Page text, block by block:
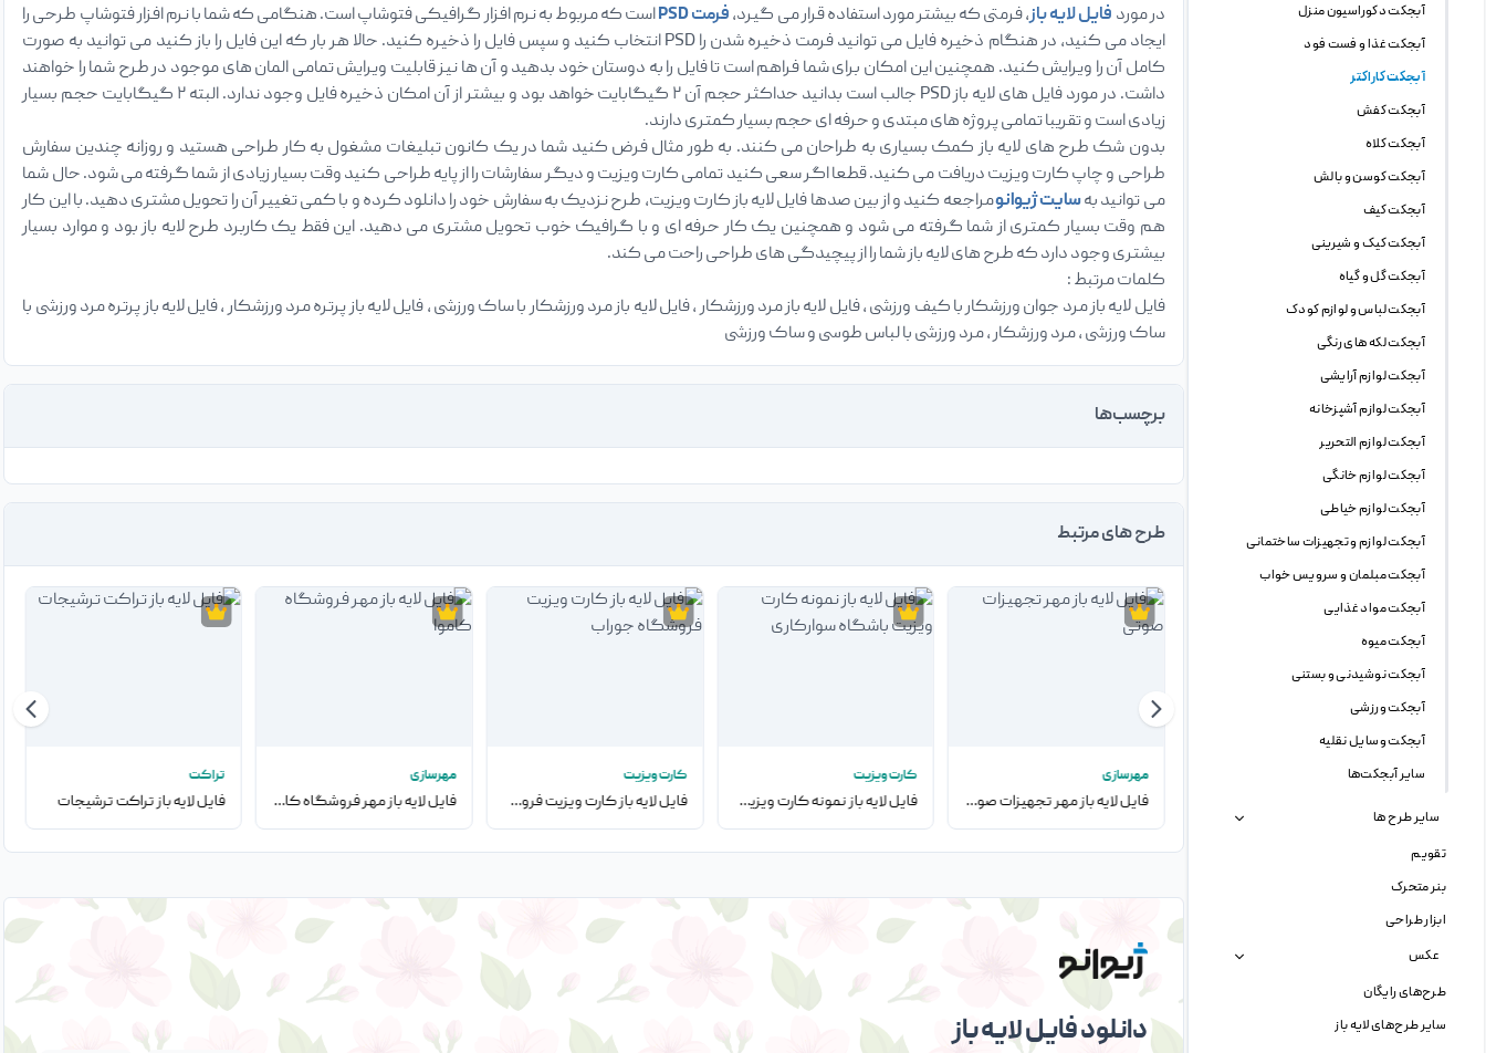
آبجکت دکوراسیون منزل
آبجکت غذا و فست فود
آبجکت کاراکتر
آبجکت کفش
آبجکت کلاه
آبجکت کوسن و بالش
آبجکت کیف
آبجکت کیک و شیرینی
آبجکت گل و گیاه
آبجکت لباس و لوازم کودک
آبجکت لکه های رنگی
آبجکت لوازم آرایشی
آبجکت لوازم آشپزخانه
آبجکت لوازم التحریر
آبجکت لوازم خانگی
آبجکت لوازم خیاطی
آبجکت لوازم و تجهیزات ساختمانی
آبجکت مبلمان و سرویس خواب
آبجکت مواد غذایی
آبجکت میوه
آبجکت نوشیدنی و بستنی
آبجکت ورزشی
آبجکت وسایل نقلیه
سایر آبجکت‌ها
سایر طرح ها
تقویم
بنر متحرک
ابزار طراحی
عکس
طرح‌های رایگان
سایر طرح‌های لایه باز
در مورد فایل لایه باز، فرمتی که بیشتر مورد استفاده قرار می گیرد،فرمت PSD
است که مربوط به نرم افزار گرافیکی فتوشاپ است. هنگامی که شما با نرم افزار فتوشاپ طرحی را
ایجاد می کنید، در هنگام ذخیره فایل می توانید فرمت ذخیره شدن را PSD انتخاب کنید و سپس فایل را ذخیره کنید. حالا هر بار که این فایل را باز کنید می توانید به صورت
کامل آن را ویرایش کنید. همچنین این امکان برای شما فراهم است تا فایل را به دوستان خود بدهید و آن ها نیز قابلیت ویرایش تمامی المان های موجود در طرح شما را خواهند
داشت. در مورد فایل های لایه باز PSD جالب است بدانید حداکثر حجم آن ۲ گیگابایت خواهد بود و بیشتر از آن امکان ذخیره فایل وجود ندارد. البته ۲ گیگابایت حجم بسیار
زیادی است و تقریبا تمامی پروژه های مبتدی و حرفه ای حجم بسیار کمتری دارند.
بدون شک طرح های لایه باز کمک بسیاری به طراحان می کنند. به طور مثال فرض کنید شما در یک کانون تبلیغات مشغول به کار طراحی هستید و روزانه چندین سفارش
طراحی و چاپ کارت ویزیت دریافت می کنید. قطعا اگر سعی کنید تمامی کارت ویزیت و دیگر سفارشات را از پایه طراحی کنید وقت بسیار زیادی از شما گرفته می شود. حال شما
می توانید بهسایت ژیوانومراجعه کنید و از بین صدها فایل لایه باز کارت ویزیت، طرح نزدیک به سفارش خود را دانلود کرده و با کمی تغییر آن را تحویل مشتری دهید. با این کار
هم وقت بسیار کمتری از شما گرفته می شود و همچنین یک کار حرفه ای و با گرافیک خوب تحویل مشتری می دهید. این فقط یک کاربرد طرح لایه باز بود و موارد بسیار
بیشتری وجود دارد که طرح های لایه باز شما را از پیچیدگی های طراحی راحت می کند.
کلمات مرتبط :
فایل لایه باز مرد جوان ورزشکار با کیف ورزشی ، فایل لایه باز مرد ورزشکار ، فایل لایه باز مرد ورزشکار با ساک ورزشی ، فایل لایه باز پرتره مرد ورزشکار ، فایل لایه باز پرتره مرد ورزشی با
ساک ورزشی ، مرد ورزشکار ، مرد ورزشی با لباس طوسی و ساک ورزشی
برچسب‌ها
طرح های مرتبط
تراکت مهرسازی
فایل لایه باز مهر تجهیزات صوتی
کارت ویزیت
فایل لایه باز نمونه کارت ویزیت باشگاه سوارکاری
کارت ویزیت
فایل لایه باز کارت ویزیت فروشگاه جوراب
مهرسازی
فایل لایه باز مهر فروشگاه کاموا
تراکت
فایل لایه باز تراکت ترشیجات
دانلود فایل لایه باز